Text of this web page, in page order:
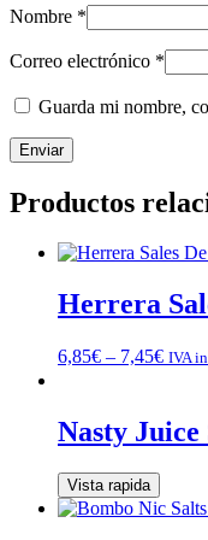
Nombre *
Correo electrónico *
Guarda mi nombre,
Productos
Herrera
6,85€ – 7,45€ IVA
Nasty
Vista rapida